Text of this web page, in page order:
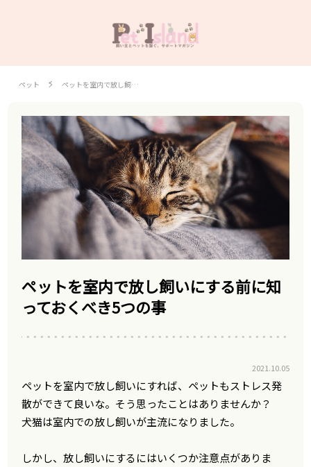
ペット ペットを室内で放し飼…
ペットを室内で放し飼いにする前に知
っておくべき5つの事
2021.10.05
ペットを室内で放し飼いにすれば、ペットもストレス発
散ができて良いな。そう思ったことはありませんか？
犬猫は室内での放し飼いが主流になりました。
しかし、放し飼いにするにはいくつか注意点がありま